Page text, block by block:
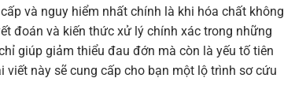
và nguy hiểm nhất chính là khi hóa chất không
đoán và kiến thức xử lý chính xác trong những
giúp giảm thiểu đau đớn mà còn là yếu tố tiên
này sẽ cung cấp cho bạn một lộ trình sơ cứu